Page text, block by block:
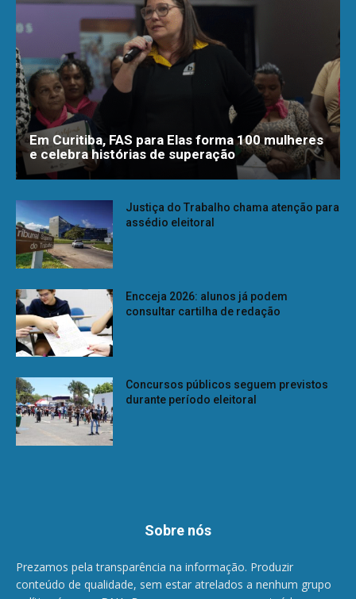
Em Curitiba, FAS para Elas forma 100 mulheres
e celebra histórias de superação
Justiça do Trabalho chama atenção para
assédio eleitoral
Encceja 2026: alunos já podem
consultar cartilha de redação
Concursos públicos seguem previstos
durante período eleitoral
Sobre nós
Prezamos pela transparência na informação. Produzir
conteúdo de qualidade, sem estar atrelados a nenhum grupo